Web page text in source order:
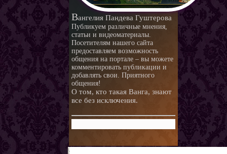
любви.
Любовная ворожба народов
мира
Магия и красота
Приворотные зелья
Как приготовить
Сексуальные напитки
Законы кармы
Знаки кармы
Молитвы
партнера
по знаку Зодиака.
Романтические приметы
Вангелия Пандева Гуштерова
Публикуем различные мнения,
статьи и видеоматериалы.
Посетителям нашего сайта
предоставляем возможность
общения на портале – вы можете
комментировать публикации и
добавлять свои. Приятного
общения!
О том, кто такая Ванга, знают
все без исключения.